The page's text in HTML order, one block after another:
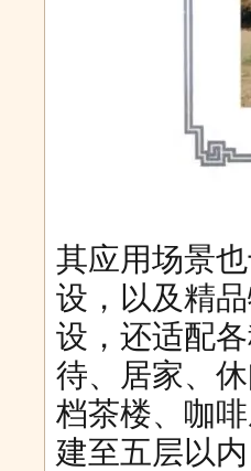
其应用场景
设，以及精
设，还适配
待、居家、
档茶楼、咖
建至五层以